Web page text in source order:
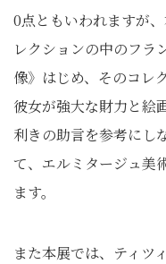
0点ともいわれますが
レクションの中のフラ
像》はじめ、そのコレ
彼女が強大な財力と絵
利きの助言を参考にし
て、エルミタージュ美
ます。
また本展では、ティツ